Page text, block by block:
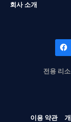
회사 소개
전용 리
이용 약관